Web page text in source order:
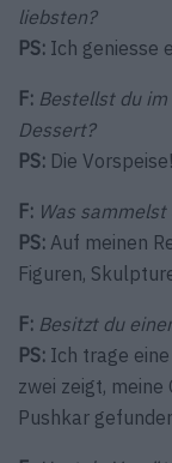
liebsten?
PS: Ich geniesse
F: Bestellst du
Dessert?
PS: Die Vorspeise!
F: Was sammelst
PS: Auf meinen
Figuren,
F: Besitzt du
PS: Ich trage
zwei zeigt,
Pushkar